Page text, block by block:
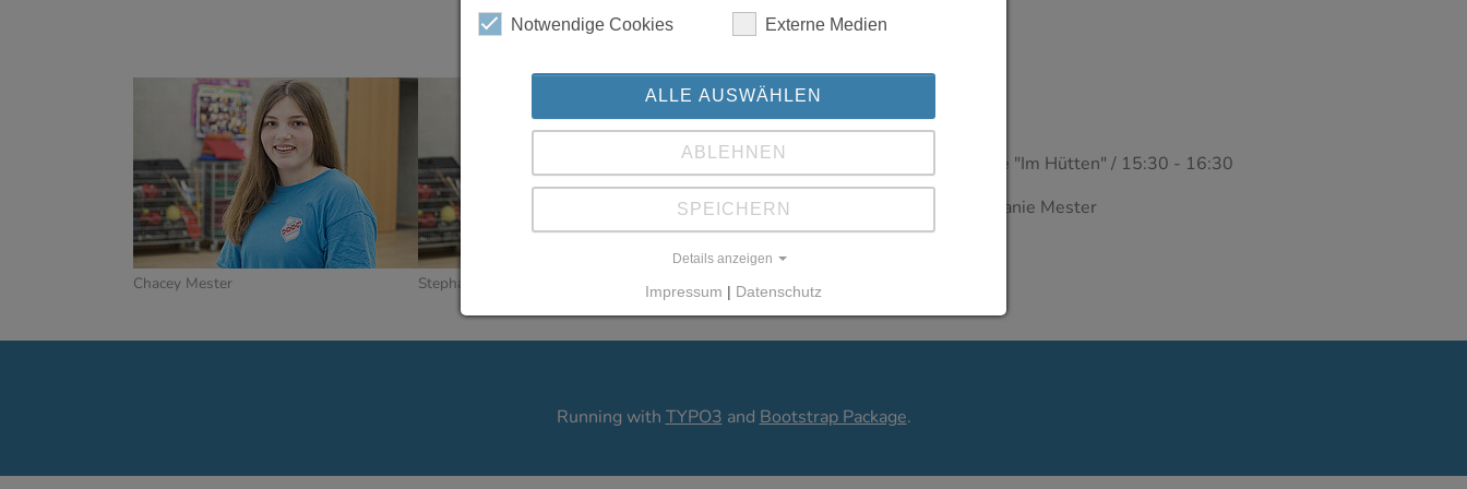
Chacey Mester Stephanie Mester
Übungszeiten:
FREITAGS / Turnhalle "Im Hütten" / 15:30 - 16:30
Übungsleiter: Chacey Mester / Stephanie Mester
Running with TYPO3 and Bootstrap Package.
Notwendige Cookies Externe Medien
ALLE AUSWÄHLEN
ABLEHNEN
SPEICHERN
Details anzeigen
Impressum | Datenschutz